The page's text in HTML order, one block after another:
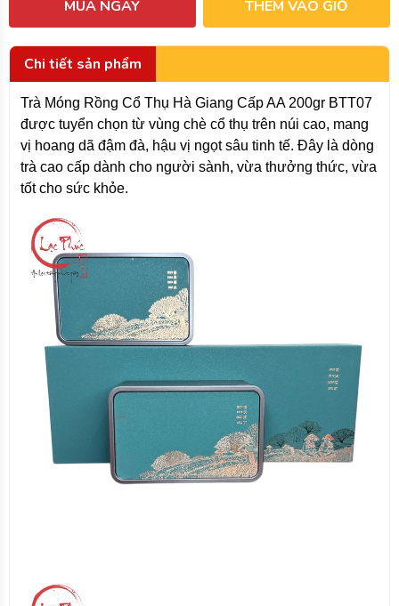
MUA NGAY THÊM VÀO GIỎ
Chi tiết sản phẩm
Trà Móng Rồng Cổ Thụ Hà Giang Cấp AA 200gr BTT07
được tuyển chọn từ vùng chè cổ thụ trên núi cao, mang
vị hoang dã đậm đà, hậu vị ngọt sâu tinh tế. Đây là dòng
trà cao cấp dành cho người sành, vừa thưởng thức, vừa
tốt cho sức khỏe.